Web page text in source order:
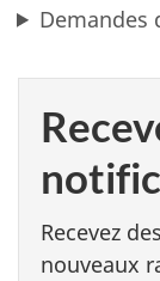
Demandes
Recevez
nouveaux